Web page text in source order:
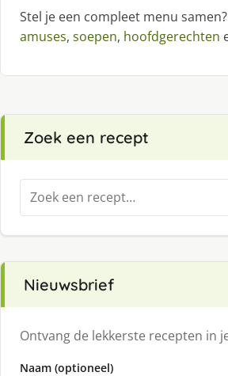
Stel je een compleet menu
amuses, soepen, hoofdgerechten
Zoek een recept
Zoeken
naar:
Nieuwsbrief
Ontvang de lekkerste recepten in
Naam (optioneel)